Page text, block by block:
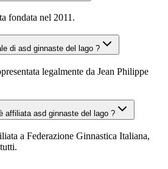
fondata nel 2011.
di asd ginnaste del lago ?
legalmente da Jean Philippe
affiliata asd ginnaste del lago ?
a Federazione Ginnastica Italiana,